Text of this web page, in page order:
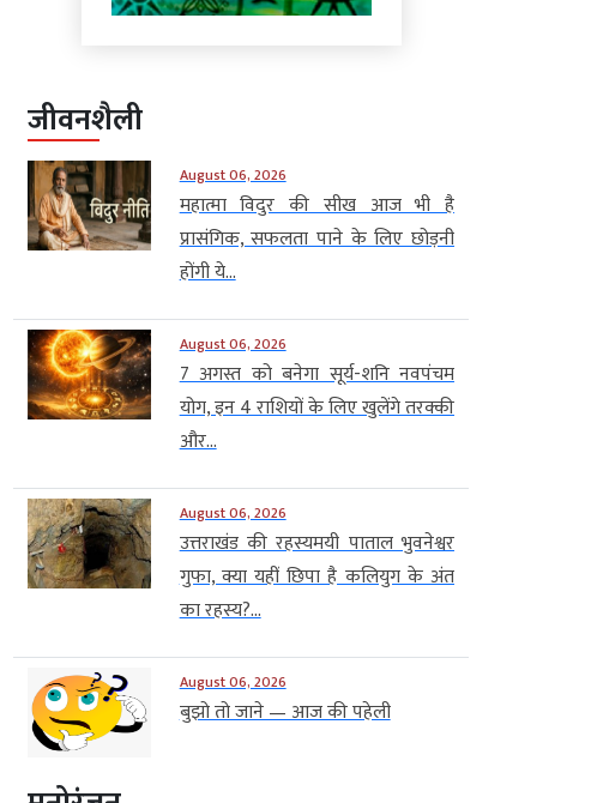
जीवनशैली
August 06, 2026
महात्मा विदुर की सीख आज भी है
प्रासंगिक, सफलता पाने के लिए छोड़नी
होंगी ये...
August 06, 2026
7 अगस्त को बनेगा सूर्य-शनि नवपंचम
योग, इन 4 राशियों के लिए खुलेंगे तरक्की
और...
August 06, 2026
उत्तराखंड की रहस्यमयी पाताल भुवनेश्वर
गुफा, क्या यहीं छिपा है कलियुग के अंत
का रहस्य?...
August 06, 2026
बुझो तो जाने — आज की पहेली